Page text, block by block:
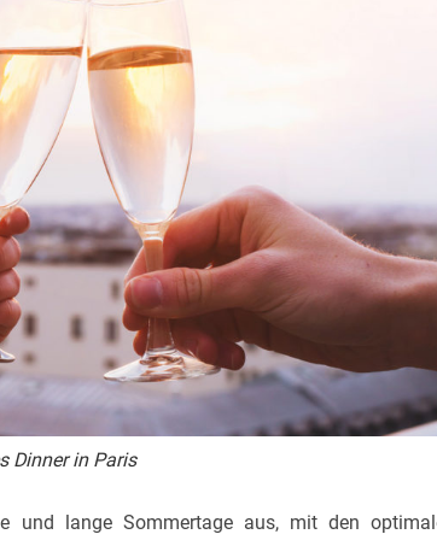
Dinner in Paris
und lange Sommertage aus, mit den